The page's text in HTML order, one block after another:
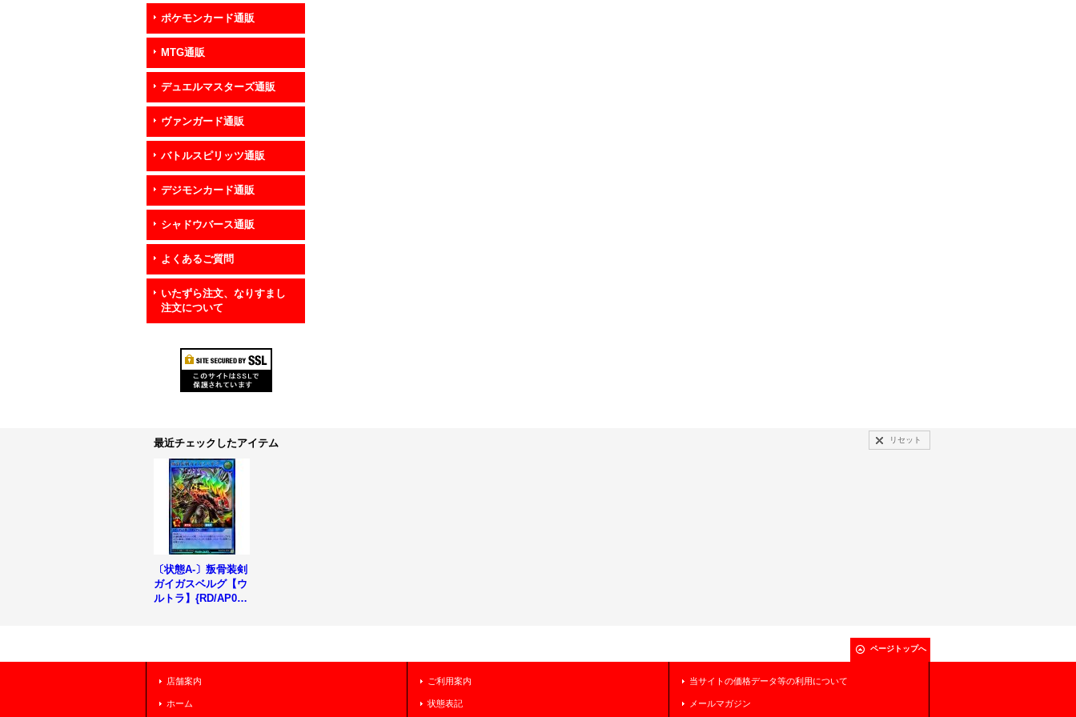
ポケモンカード通販
MTG通販
デュエルマスターズ通販
ヴァンガード通販
バトルスピリッツ通販
デジモンカード通販
シャドウバース通販
よくあるご質問
いたずら注文、なりすまし
注文について
最近チェックしたアイテム リセット
〔状態A-〕叛骨装剣
ガイガスベルグ【ウ
ルトラ】{RD/AP02-
ページトップへ
店舗案内
ホーム
ご利用案内
状態表記
当サイトの価格データ等の利用について
メールマガジン